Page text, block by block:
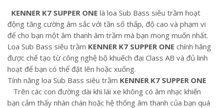
KENNER K7 SUPPER ONE là loa Sub Bass siêu trầm hoạt
động tăng cường âm sắc với tần số thấp, độ cao và phạm vi
để cho bạn một âm thanh âm trầm mà bạn mong muốn nhất.
Loa Sub Bass siêu trầm KENNER K7 SUPPER ONE chính hãng
được chế tạo từ công nghệ bộ khuếch đại Class AB và đủ linh
hoạt để bạn có thể đặt lên hoặc xuống.
Tính năng loa Sub Bass siêu trầm KENNER K7 SUPPER ONE
Trên các con đường dài khi lái xe không có âm nhạc khiến
bạn cảm thấy nhàn chán hoặc hệ thống âm thanh của bạn quá